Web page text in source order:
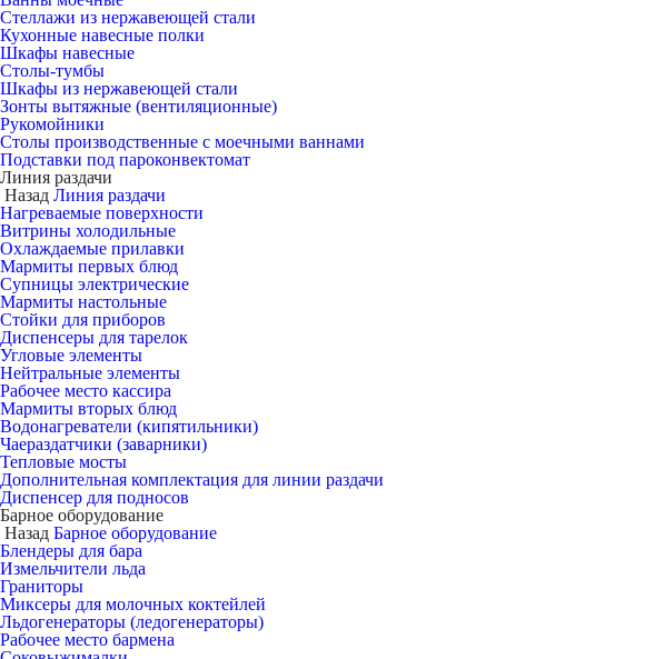
Стеллажи из нержавеющей стали
Кухонные навесные полки
Шкафы навесные
Столы-тумбы
Шкафы из нержавеющей стали
Зонты вытяжные (вентиляционные)
Рукомойники
Столы производственные с моечными ваннами
Подставки под пароконвектомат
Линия раздачи
Назад Линия раздачи
Нагреваемые поверхности
Витрины холодильные
Охлаждаемые прилавки
Мармиты первых блюд
Супницы электрические
Мармиты настольные
Стойки для приборов
Диспенсеры для тарелок
Угловые элементы
Нейтральные элементы
Рабочее место кассира
Мармиты вторых блюд
Водонагреватели (кипятильники)
Чаераздатчики (заварники)
Тепловые мосты
Дополнительная комплектация для линии раздачи
Диспенсер для подносов
Барное оборудование
Назад Барное оборудование
Блендеры для бара
Измельчители льда
Граниторы
Миксеры для молочных коктейлей
Льдогенераторы (ледогенераторы)
Рабочее место бармена